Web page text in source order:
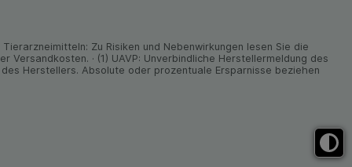
Zu Risiken und Neben­wirkungen lesen Sie die
· (1) UAVP: Unverbindliche Herstellermeldung des
Herstellers. Absolute oder prozentuale Ersparnisse beziehen